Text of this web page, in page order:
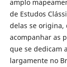
amplo
de Estudos
delas se origina,
acompanhar as
que se dedicam
largamente no